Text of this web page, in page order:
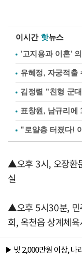
이시간 핫뉴스
'고지용과 이혼'
유혜정, 자궁적
김정렬 "친형 군
표창원, 남규리
▲오후 3시, 오장환
실
▲오후 5시30분, 민
회, 옥천읍 상계체육